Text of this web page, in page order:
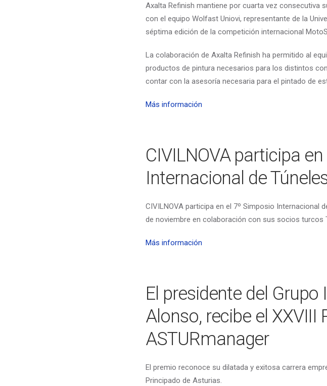
Axalta Refinish mantiene por cuarta vez consecutiva
con el equipo Wolfast Uniovi, representante de la
séptima edición de la competición internacional
La colaboración de Axalta Refinish ha permitido al
productos de pintura necesarios para los distintos
contar con la asesoría necesaria para el pintado de
Más información
CIVILNOVA participa
Internacional de
CIVILNOVA participa en el 7º Simposio Internacional
de noviembre en colaboración con sus socios turcos
Más información
El presidente del Grupo
Alonso, recibe el XXVIII
ASTURmanager
El premio reconoce su dilatada y exitosa carrera
Principado de Asturias.